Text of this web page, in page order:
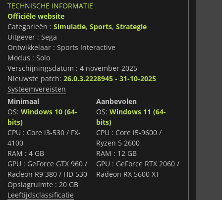
gevechten zijn met ongekende diepgang opnieuw
controle en flexibiliteit hebt om een team precies zo
hebt. Elke beslissing heeft echte gevolgen terwijl je je
en dieptepunten van een veeleisend seizoen loodst.
maakt het managen van je club vloeiender en
portal je verbindt met de voetbalwereld en
biedt die je reis als manager verrijken. Een
slimmere AI en een reeks nieuwe tools
van realisme en strategie.
wat het betekent om zowel op als buiten het veld
ligt in jouw handen. Dit is jouw kans om
op jouw voorwaarden.
TECHNISCHE INFORMATIE
Officiële website
Categorieën : Simulatie, Sports, Strategie
Uitgever : Sega
Ontwikkelaar : Sports Interactive
Modus : Solo
Verschijningsdatum : 4 november 2025
Nieuwste patch: 26.0.3.2228945 - 31-10-2025
Systeemvereisten
Minimaal
OS: Windows 10 (64-
bits)
CPU : Core i3-530 / FX-
4100
RAM : 4 GB
GPU : GeForce GTX 960 /
Radeon R9 380 / HD 530
Opslagruimte : 20 GB
Aanbevolen
OS:Windows 11 (64-
bits)
CPU : Core i5-9600 /
Ryzen 5 2600
RAM : 12 GB
GPU : GeForce RTX 2060 /
Radeon RX 5600 XT
Leeftijdsclassificatie